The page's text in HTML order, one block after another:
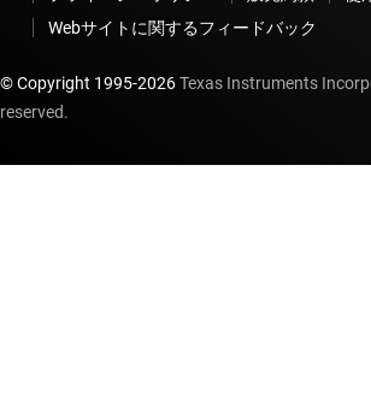
Webサイトに関するフィードバック
© Copyright 1995-2026Texas Instruments
reserved.